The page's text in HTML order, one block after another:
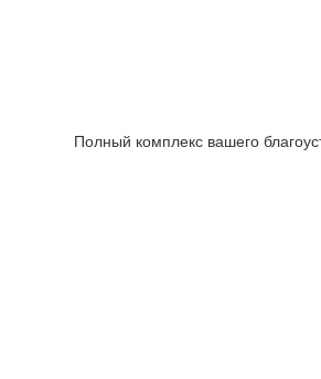
Полный комплекс вашего